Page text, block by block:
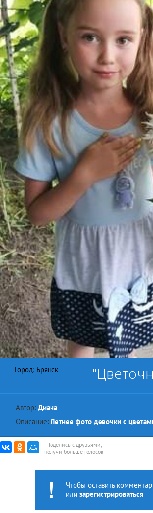
Город: Брянск
Автор: Диана
Описание: Летнее фото девочки с
Поделись с друзьями,
получи больше голосов
Чтобы оставить
или зарегистрироваться